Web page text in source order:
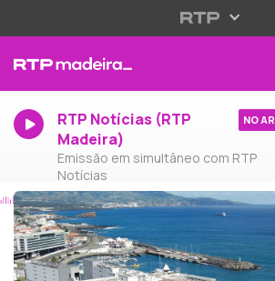
RTP Notícias (RTP
Madeira)
Emissão em simultâneo com RTP
Notícias
NO AR